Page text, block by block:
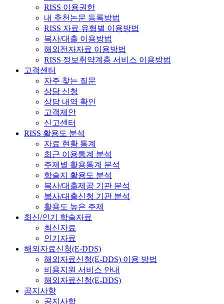
RISS 이용권한
내 추천논문 등록방법
RISS 자료 유형별 이용방법
복사/대출 이용방법
해외전자자료 이용방법
RISS 정보취약계층 서비스 이용방법
고객센터
자주 찾는 질문
상담 신청
상담 내역 확인
고객제안
신고센터
RISS 활용도 분석
자료 현황 통계
최근 이용통계 분석
주제별 활용통계 분석
학술지 활용도 분석
복사/대출제공 기관 분석
복사/대출신청 기관 분석
활용도 높은 주제
최신/인기 학술자료
최신자료
인기자료
해외자료신청(E-DDS)
해외자료신청(E-DDS) 이용 방법
비용지원 서비스 안내
해외자료신청(E-DDS)
공지사항
공지사항